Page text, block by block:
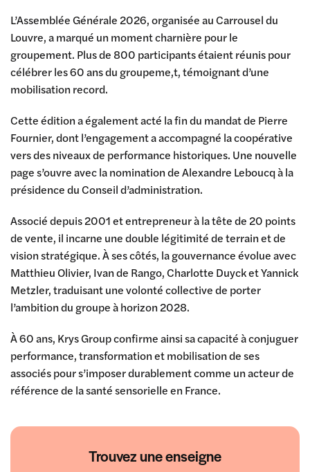
Trouvez une enseigne
L’Assemblée Générale 2026, organisée au Carrousel du
Louvre, a marqué un moment charnière pour le
groupement. Plus de 800 participants étaient réunis pour
célébrer les 60 ans du groupeme,t, témoignant d’une
mobilisation record.
Cette édition a également acté la fin du mandat de Pierre
Fournier, dont l’engagement a accompagné la coopérative
vers des niveaux de performance historiques. Une nouvelle
page s’ouvre avec la nomination deAlexandre Leboucqà la
présidence du Conseil d’administration.
Associé depuis 2001 et entrepreneur à la tête de 20 points
de vente, il incarne une double légitimité de terrain et de
vision stratégique. À ses côtés, la gouvernance évolue avec
Matthieu Olivier, Ivan de Rango,Charlotte DuycketYannick
Metzler, traduisant une volonté collective de porter
l’ambition du groupe à horizon 2028.
À 60 ans, Krys Group confirme ainsi sa capacité à conjuguer
performance, transformation et mobilisation de ses
associés pour s’imposer durablement comme un acteur de
référence de la santé sensorielle en France.